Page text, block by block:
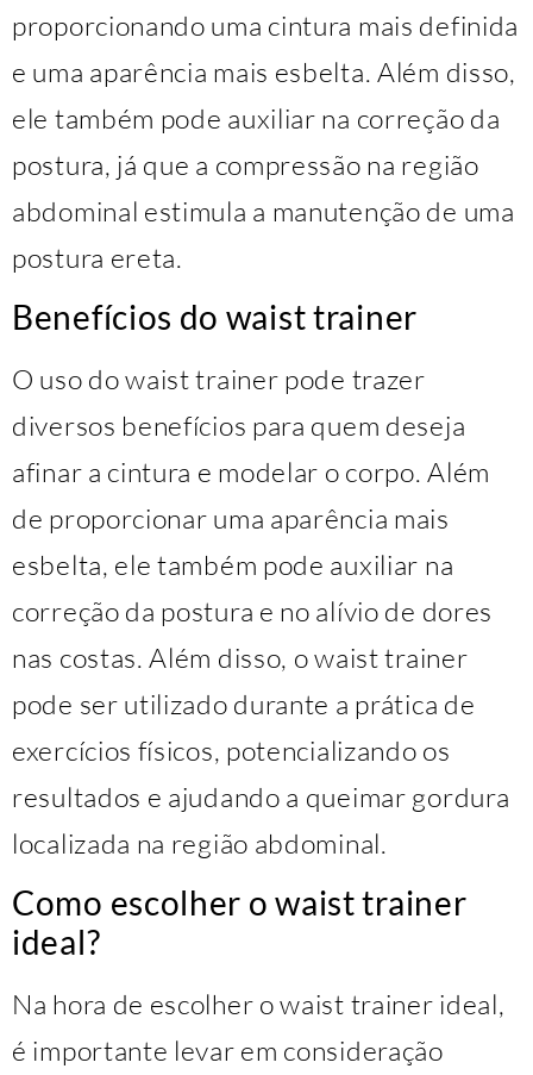
proporcionando uma cintura mais definida
e uma aparência mais esbelta. Além disso,
ele também pode auxiliar na correção da
postura, já que a compressão na região
abdominal estimula a manutenção de uma
postura ereta.
Benefícios do waist trainer
O uso do waist trainer pode trazer
diversos benefícios para quem deseja
afinar a cintura e modelar o corpo. Além
de proporcionar uma aparência mais
esbelta, ele também pode auxiliar na
correção da postura e no alívio de dores
nas costas. Além disso, o waist trainer
pode ser utilizado durante a prática de
exercícios físicos, potencializando os
resultados e ajudando a queimar gordura
localizada na região abdominal.
Como escolher o waist trainer
ideal?
Na hora de escolher o waist trainer ideal,
é importante levar em consideração